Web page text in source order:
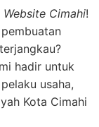
Website Cimahi!
hadir untuk
usaha,
Kota Cimahi